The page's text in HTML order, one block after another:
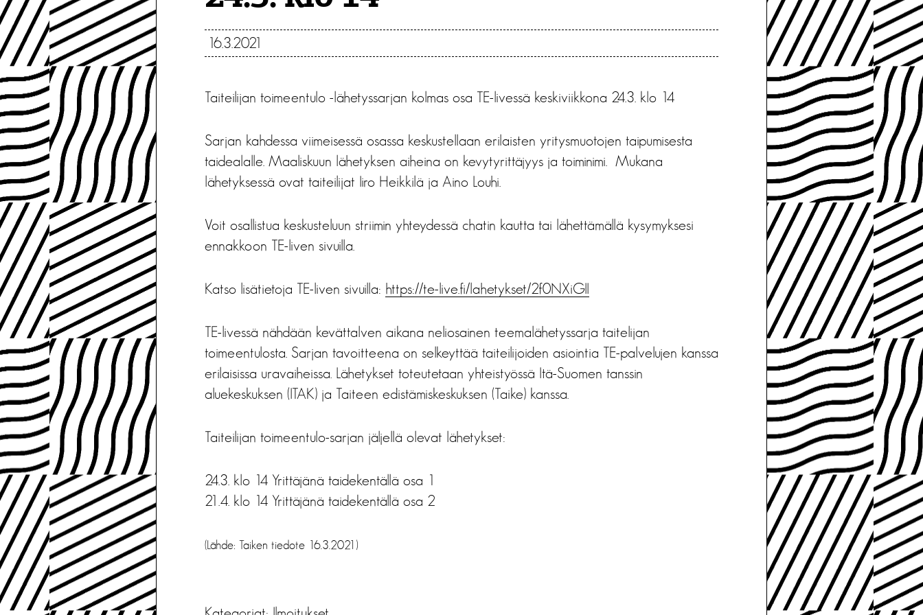
16.3.2021
Taiteilijan toimeentulo -lähetyssarjan kolmas osa TE-livessä keskiviikkona 24.3. klo 14
Sarjan kahdessa viimeisessä osassa keskustellaan erilaisten yritysmuotojen taipumisesta
taidealalle. Maaliskuun lähetyksen aiheina on kevytyrittäjyys ja toiminimi. Mukana
lähetyksessä ovat taiteilijat Iiro Heikkilä ja Aino Louhi.
Voit osallistua keskusteluun striimin yhteydessä chatin kautta tai lähettämällä kysymyksesi
ennakkoon TE-liven sivuilla.
Katso lisätietoja TE-liven sivuilla: https://te-live.fi/lahetykset/2f0NXiGII
TE-livessä nähdään kevättalven aikana neliosainen teemalähetyssarja taitelijan
toimeentulosta. Sarjan tavoitteena on selkeyttää taiteilijoiden asiointia TE-palvelujen kanssa
erilaisissa uravaiheissa. Lähetykset toteutetaan yhteistyössä Itä-Suomen tanssin
aluekeskuksen (ITAK) ja Taiteen edistämiskeskuksen (Taike) kanssa.
Taiteilijan toimeentulo-sarjan jäljellä olevat lähetykset:
24.3. klo 14 Yrittäjänä taidekentällä osa 1
21.4. klo 14 Yrittäjänä taidekentällä osa 2
(Lähde: Taiken tiedote 16.3.2021)